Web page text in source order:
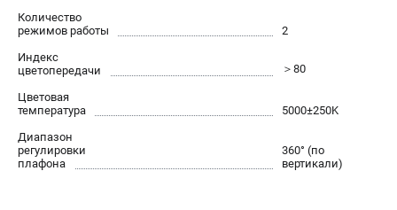
Способы оплаты
Бонусная программа
Пользовательское соглашение
САДОВАЯ ТЕХНИКА
Аэраторы
Воздуходувки
Количество
режимов работы
2
Индекс
цветопередачи
＞80
Цветовая
температура
5000±250K
Диапазон
регулировки
плафона
360° (по
вертикали)